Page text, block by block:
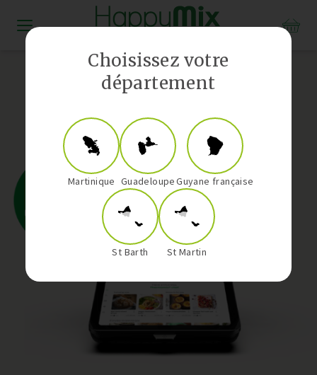
Choisissez votre
département
Martinique GuadeloupeGuyane française
St Barth St Martin